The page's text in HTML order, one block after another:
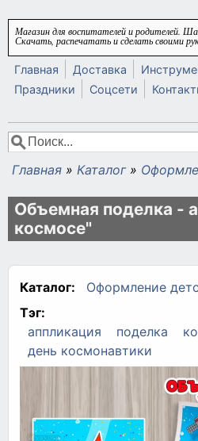
Перейти к основному
Магазин для воспитателей и родителей.
Скачать, распечатать и сделать своими
Главная Доставка
Праздники
Соцсети
Форма поиска
Поиск
Вы здесь
Главная » Каталог »
Объемная поделка -
космосе"
Каталог:
Оформление
Тэг:
аппликация
поделка
день космонавтики